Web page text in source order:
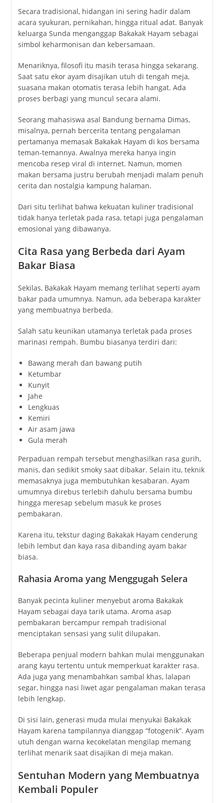
Secara tradisional, hidangan ini sering hadir dalam
acara syukuran, pernikahan, hingga ritual adat. Banyak
keluarga Sunda menganggap Bakakak Hayam sebagai
simbol keharmonisan dan kebersamaan.
Menariknya, filosofi itu masih terasa hingga sekarang.
Saat satu ekor ayam disajikan utuh di tengah meja,
suasana makan otomatis terasa lebih hangat. Ada
proses berbagi yang muncul secara alami.
Seorang mahasiswa asal Bandung bernama Dimas,
misalnya, pernah bercerita tentang pengalaman
pertamanya memasak Bakakak Hayam di kos bersama
teman-temannya. Awalnya mereka hanya ingin
mencoba resep viral di internet. Namun, momen
makan bersama justru berubah menjadi malam penuh
cerita dan nostalgia kampung halaman.
Dari situ terlihat bahwa kekuatan kuliner tradisional
tidak hanya terletak pada rasa, tetapi juga pengalaman
emosional yang dibawanya.
Cita Rasa yang Berbeda dari Ayam
Bakar Biasa
Sekilas, Bakakak Hayam memang terlihat seperti ayam
bakar pada umumnya. Namun, ada beberapa karakter
yang membuatnya berbeda.
Salah satu keunikan utamanya terletak pada proses
marinasi rempah. Bumbu biasanya terdiri dari:
Bawang merah dan bawang putih
Ketumbar
Kunyit
Jahe
Lengkuas
Kemiri
Air asam jawa
Gula merah
Perpaduan rempah tersebut menghasilkan rasa gurih,
manis, dan sedikit smoky saat dibakar. Selain itu, teknik
memasaknya juga membutuhkan kesabaran. Ayam
umumnya direbus terlebih dahulu bersama bumbu
hingga meresap sebelum masuk ke proses
pembakaran.
Karena itu, tekstur daging Bakakak Hayam cenderung
lebih lembut dan kaya rasa dibanding ayam bakar
biasa.
Rahasia Aroma yang Menggugah Selera
Banyak pecinta kuliner menyebut aroma Bakakak
Hayam sebagai daya tarik utama. Aroma asap
pembakaran bercampur rempah tradisional
menciptakan sensasi yang sulit dilupakan.
Beberapa penjual modern bahkan mulai menggunakan
arang kayu tertentu untuk memperkuat karakter rasa.
Ada juga yang menambahkan sambal khas, lalapan
segar, hingga nasi liwet agar pengalaman makan terasa
lebih lengkap.
Di sisi lain, generasi muda mulai menyukai Bakakak
Hayam karena tampilannya dianggap “fotogenik”. Ayam
utuh dengan warna kecokelatan mengilap memang
terlihat menarik saat disajikan di meja makan.
Sentuhan Modern yang Membuatnya
Kembali Populer